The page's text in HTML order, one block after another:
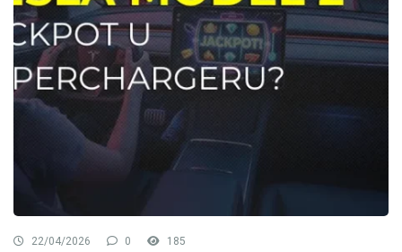
22/04/2026 0 185